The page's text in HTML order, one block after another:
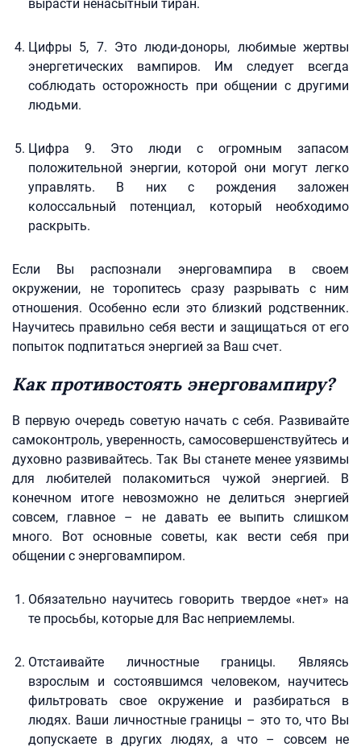
вырасти ненасытный тиран.
Цифры 5, 7. Это люди-доноры, любимые жертвы
энергетических вампиров. Им следует всегда
соблюдать осторожность при общении с другими
людьми.
Цифра 9. Это люди с огромным запасом
положительной энергии, которой они могут легко
управлять. В них с рождения заложен
колоссальный потенциал, который необходимо
раскрыть.
Если Вы распознали энерговампира в своем
окружении, не торопитесь сразу разрывать с ним
отношения. Особенно если это близкий родственник.
Научитесь правильно себя вести и защищаться от его
попыток подпитаться энергией за Ваш счет.
Как противостоять энерговампиру?
В первую очередь советую начать с себя. Развивайте
самоконтроль, уверенность, самосовершенствуйтесь и
духовно развивайтесь. Так Вы станете менее уязвимы
для любителей полакомиться чужой энергией. В
конечном итоге невозможно не делиться энергией
совсем, главное – не давать ее выпить слишком
много. Вот основные советы, как вести себя при
общении с энерговампиром.
Обязательно научитесь говорить твердое «нет» на
те просьбы, которые для Вас неприемлемы.
Отстаивайте личностные границы. Являясь
взрослым и состоявшимся человеком, научитесь
фильтровать свое окружение и разбираться в
людях. Ваши личностные границы – это то, что Вы
допускаете в других людях, а что – совсем не